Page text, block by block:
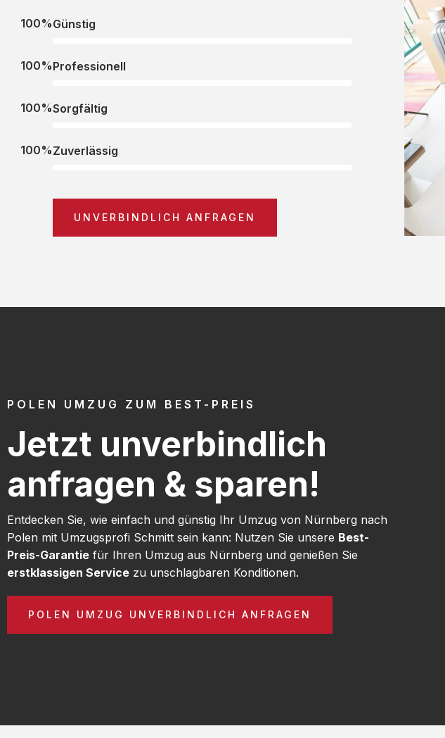
Günstig
100%
Professionell
100%
Sorgfältig
100%
Zuverlässig
100%
UNVERBINDLICH ANFRAGEN
POLEN UMZUG ZUM BEST-PREIS
Jetzt unverbindlich
anfragen & sparen!
Entdecken Sie, wie einfach und günstig Ihr Umzug von Nürnberg nach
Polen mit Umzugsprofi Schmitt sein kann: Nutzen Sie unsere Best-
Preis-Garantie für Ihren Umzug aus Nürnberg und genießen Sie
erstklassigen Service zu unschlagbaren Konditionen.
POLEN UMZUG UNVERBINDLICH ANFRAGEN